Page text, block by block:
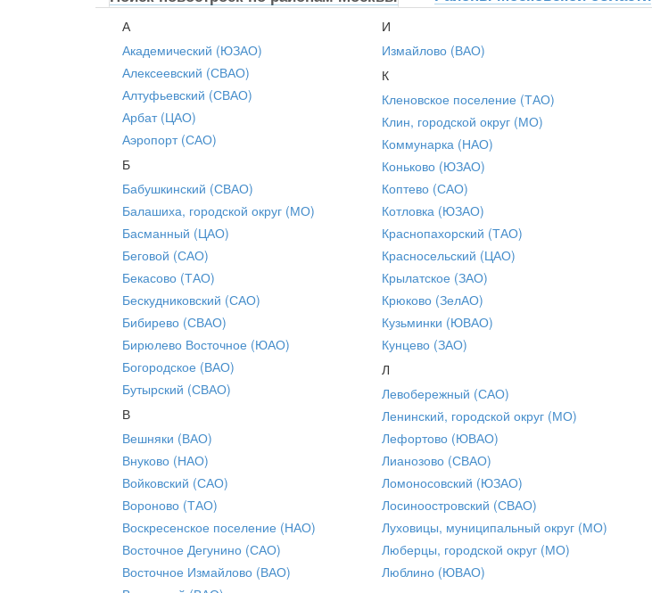
А
Академический (ЮЗАО)
Алексеевский (СВАО)
Алтуфьевский (СВАО)
Арбат (ЦАО)
Аэропорт (САО)
Б
Бабушкинский (СВАО)
Балашиха, городской округ (МО)
Басманный (ЦАО)
Беговой (САО)
Бекасово (ТАО)
Бескудниковский (САО)
Бибирево (СВАО)
Бирюлево Восточное (ЮАО)
Богородское (ВАО)
Бутырский (СВАО)
В
Вешняки (ВАО)
Внуково (НАО)
Войковский (САО)
Вороново (ТАО)
Воскресенское поселение (НАО)
Восточное Дегунино (САО)
Восточное Измайлово (ВАО)
И
Измайлово (ВАО)
К
Кленовское поселение (ТАО)
Клин, городской округ (МО)
Коммунарка (НАО)
Коньково (ЮЗАО)
Коптево (САО)
Котловка (ЮЗАО)
Краснопахорский (ТАО)
Красносельский (ЦАО)
Крылатское (ЗАО)
Крюково (ЗелАО)
Кузьминки (ЮВАО)
Кунцево (ЗАО)
Л
Левобережный (САО)
Ленинский, городской округ (МО)
Лефортово (ЮВАО)
Лианозово (СВАО)
Ломоносовский (ЮЗАО)
Лосиноостровский (СВАО)
Луховицы, муниципальный округ (МО)
Люберцы, городской округ (МО)
Люблино (ЮВАО)